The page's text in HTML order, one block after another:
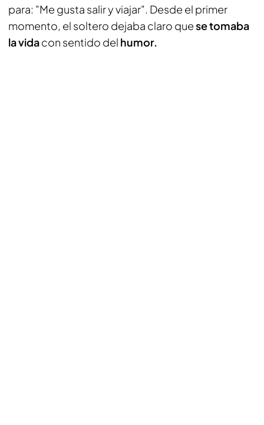
para: "Me gusta salir y viajar". Desde el primer
momento, el soltero dejaba claro quese tomaba
la vidacon sentido del humor.